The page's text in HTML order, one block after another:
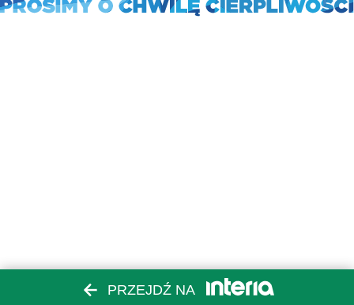
PRZEJDŹ NA